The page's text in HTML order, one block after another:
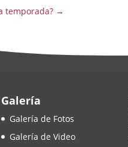
temporada?→
Galería
Galería de Fotos
Galería de Video